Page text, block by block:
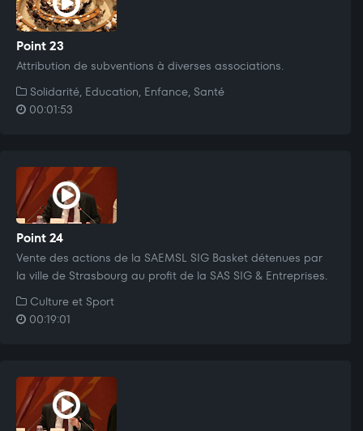
Point 23
Attribution de subventions à diverses associations.
Solidarité, Education, Enfance, Santé
00:01:53
Point 24
Vente des actions de la SAEMSL SIG Basket détenues par
la ville de Strasbourg au profit de la SAS SIG & Entreprises.
Culture et Sport
00:19:01